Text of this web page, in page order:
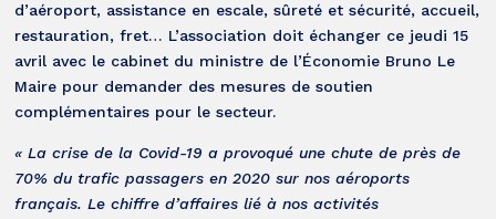
d’aéroport, assistance en escale, sûreté et sécurité, accueil,
restauration, fret… L’association doit échanger ce jeudi 15
avril avec le cabinet du ministre de l’Économie Bruno Le
Maire pour demander des mesures de soutien
complémentaires pour le secteur.
« La crise de la Covid-19 a provoqué une chute de près de
70% du trafic passagers en 2020 sur nos aéroports
français. Le chiffre d’affaires lié à nos activités